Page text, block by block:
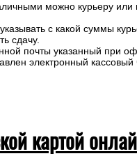
можно курьеру или
с какой суммы
сдачу.
почты указанный при
электронный кассовый
картой